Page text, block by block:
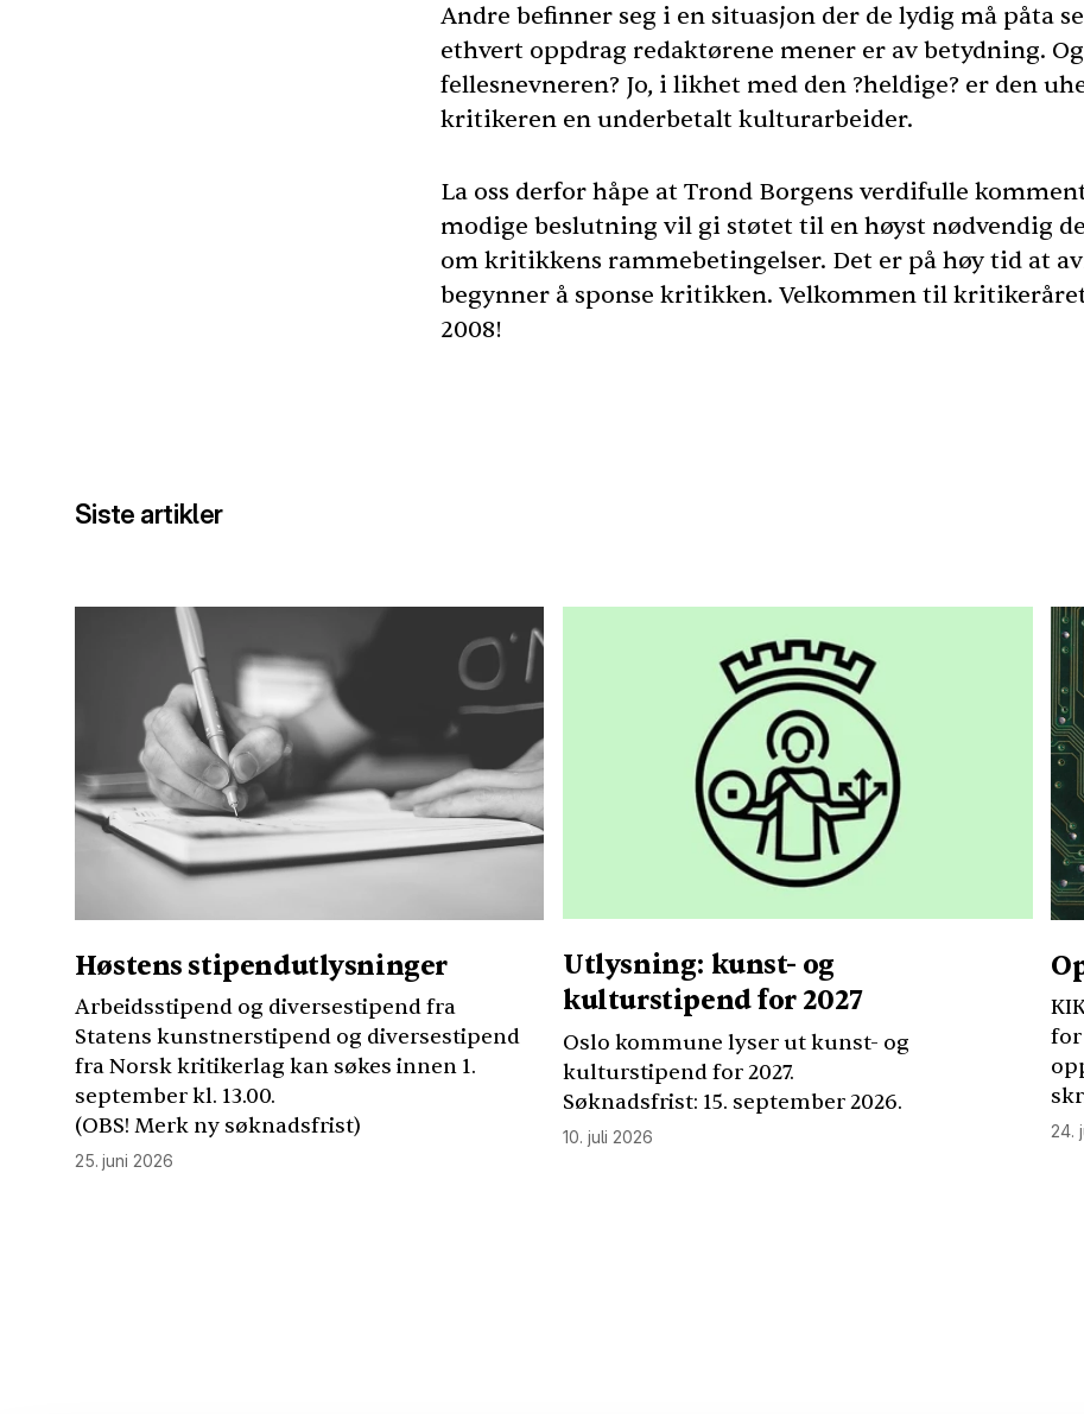
Andre befinner seg i en situasjon der de lydig må påta
ethvert oppdrag redaktørene mener er av betydning. Og
fellesnevneren? Jo, i likhet med den ?heldige? er den
kritikeren en underbetalt kulturarbeider.
La oss derfor håpe at Trond Borgens verdifulle
modige beslutning vil gi støtet til en høyst nødvendig
om kritikkens rammebetingelser. Det er på høy tid at
begynner å sponse kritikken. Velkommen til
2008!
Siste artikler
Høstens stipendutlysninger
Arbeidsstipend og diversestipend fra
Statens kunstnerstipend og diversestipend
fra Norsk kritikerlag kan søkes innen 1.
september kl. 13.00.
(OBS! Merk ny søknadsfrist)
25. juni 2026
Utlysning: kunst- og
kulturstipend for 2027
Oslo kommune lyser ut kunst- og
kulturstipend for 2027.
Søknadsfrist: 15. september 2026.
10. juli 2026 24.